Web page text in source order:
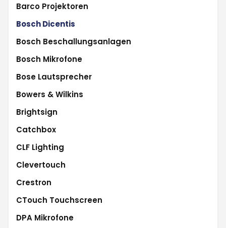
Barco Projektoren
Bosch Dicentis
Bosch Beschallungsanlagen
Bosch Mikrofone
Bose Lautsprecher
Bowers & Wilkins
Brightsign
Catchbox
CLF Lighting
Clevertouch
Crestron
CTouch Touchscreen
DPA Mikrofone